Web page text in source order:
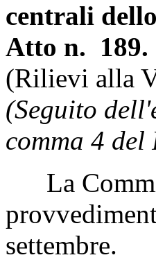
centrali
Atto n. 189.
(Rilievi alla
(Seguito
comma 4
La
settembre.